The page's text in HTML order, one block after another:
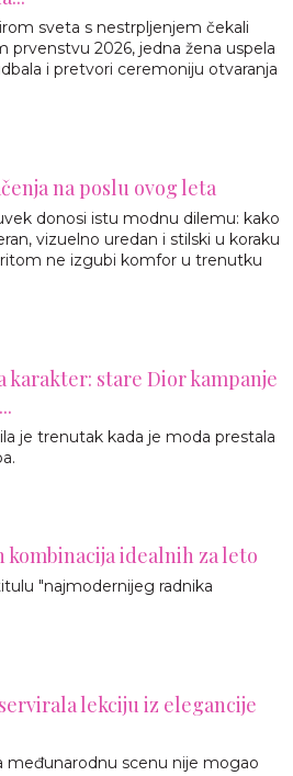
sveta s nestrpljenjem čekali
prvenstvu 2026, jedna žena uspela
i pretvori ceremoniju otvaranja
na poslu ovog leta
donosi istu modnu dilemu: kako
vizuelno uredan i stilski u koraku
ne izgubi komfor u trenutku
karakter: stare Dior kampanje
je trenutak kada je moda prestala
kombinacija idealnih za leto
"najmodernijeg radnika
lekciju iz elegancije
međunarodnu scenu nije mogao